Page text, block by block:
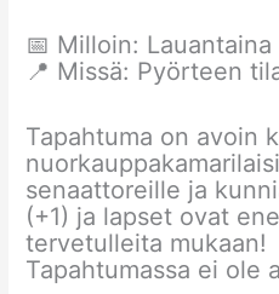
📅 Milloin:
📍 Missä: Pyörteen
Tapahtuma on avoin
senaattoreille ja
(+1) ja lapset ovat
tervetulleita mukaan!
Tapahtumassa ei ole